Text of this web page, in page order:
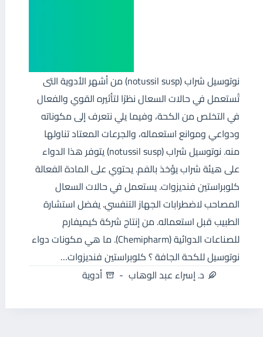
نوتوسيل شراب (notussil susp) من أشهر الأدوية التى
تُستعمل في حالات السعال نظرًا لتأثيره القوي والفعال
في التخلص من الكحة، وفيما يلي نتعرف إلى مكوناته
ودواعي وموانع استعماله، والجرعات المعتاد تناولها
منه. نوتوسيل شراب (notussil susp) يتوفر هذا الدواء
على هيئة شراب يؤخذ بالفم. يحتوي على المادة الفعالة
كلوبراستين فنديزوات. يستعمل في حالات السعال
المصاحب لاضطرابات الجهاز التنفسي. يفضل استشارة
الطبيب قبل استعماله. من إنتاج شركة كيميفارم
للصناعات الدوائية (Chemipharm). ما هي مكونات دواء
نوتوسيل للكحة الجافة ؟ كلوبراستين فنديزوات…
د. إسراء عبد الوهاب
أدوية